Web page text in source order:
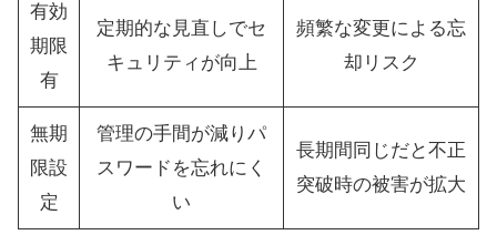
有効
期限
有
定期的な見直しでセ
キュリティが向上
頻繁な変更による忘
却リスク
無期
限設
定
管理の手間が減りパ
スワードを忘れにく
い
長期間同じだと不正
突破時の被害が拡大